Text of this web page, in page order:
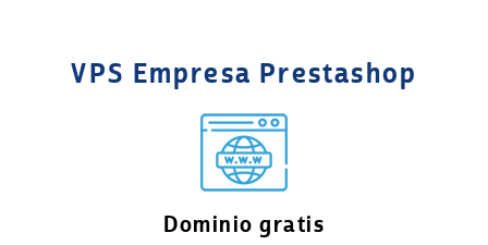
VPS Empresa Prestashop
Dominio gratis